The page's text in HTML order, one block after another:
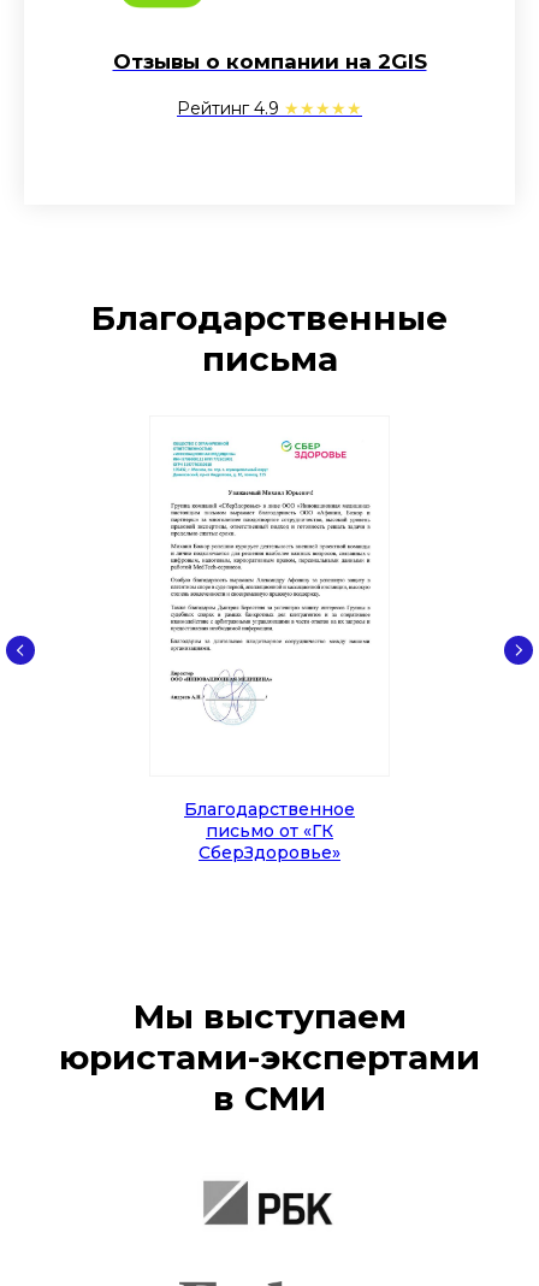
Отзывы о компании на 2GIS
Рейтинг 4.9 ★★★★★
Благодарственные
письма
Благодарственное
письмо от «ГК
СберЗдоровье»
Мы выступаем
юристами-экспертами
в СМИ